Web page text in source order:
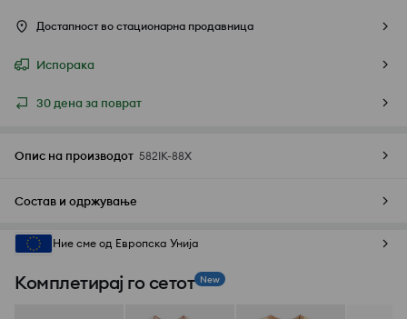
Достапност во стационарна продавница
Испорака
30 дена за поврат
Опис на производот 582IK-88X
Состав и одржување
Ние сме од Европска Унија
Комплетирај го сетот New